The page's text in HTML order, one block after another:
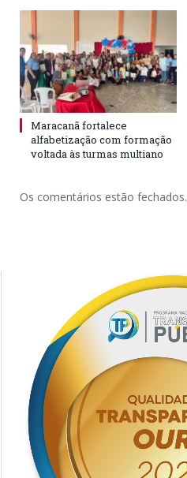
Maracanã fortalece
alfabetização com formação
voltada às turmas multiano
Os comentários estão fechados.